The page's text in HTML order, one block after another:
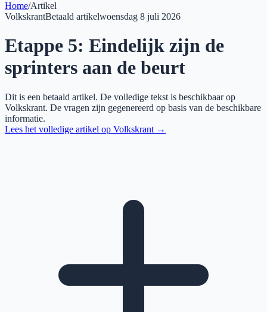
Home/Artikel
VolkskrantBetaald artikelwoensdag 8 juli 2026
Etappe 5: Eindelijk zijn de
sprinters aan de beurt
Dit is een betaald artikel. De volledige tekst is beschikbaar op
Volkskrant. De vragen zijn gegenereerd op basis van de beschikbare
informatie.
Lees het volledige artikel op Volkskrant →